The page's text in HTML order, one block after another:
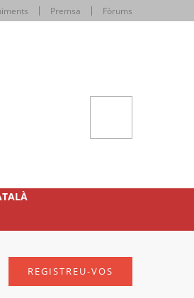
Premsa Fòrums
REGISTREU-VOS